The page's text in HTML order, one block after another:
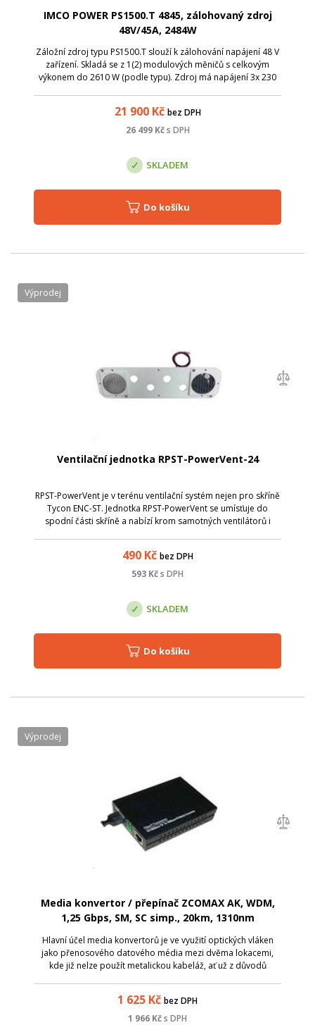
IMCO POWER PS1500.T 4845, zálohovaný zdroj
48V/45A, 2484W
Záložní zdroj typu PS1500.T slouží k zálohování napájení 48 V
zařízení. Skladá se z 1(2) modulových měničů s celkovým
výkonem do 2610 W (podle typu). Zdroj má napájení 3x 230
21 900Kč bez DPH
26 499Kč s DPH
SKLADEM
Do košíku
Ventilační jednotka RPST-PowerVent-24
RPST-PowerVent je v terénu ventilační systém nejen pro skříně
Tycon ENC-ST. Jednotka RPST-PowerVent se umísťuje do
spodní části skříně a nabízí krom samotných ventilátorů i
490Kč bez DPH
593 Kčs DPH
Výprodej
SKLADEM
Do košíku
Media konvertor / přepínač ZCOMAX AK, WDM,
1,25 Gbps, SM, SC simp., 20km, 1310nm
Hlavní účel media konvertorů je ve využití optických vláken
jako přenosového datového média mezi dvěma lokacemi,
kde již nelze použít metalickou kabeláž, ať už z důvodů
1 625 Kč bez DPH
1 966 Kčs DPH
Výprodej